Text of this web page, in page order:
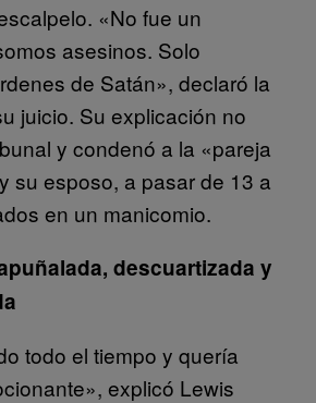
«No fue un
asesinos. Solo
de Satán», declaró la
juicio. Su explicación no
y condenó a la «pareja
su esposo, a pasar de 13 a
en un manicomio.
descuartizada y
todo el tiempo y quería
explicó Lewis